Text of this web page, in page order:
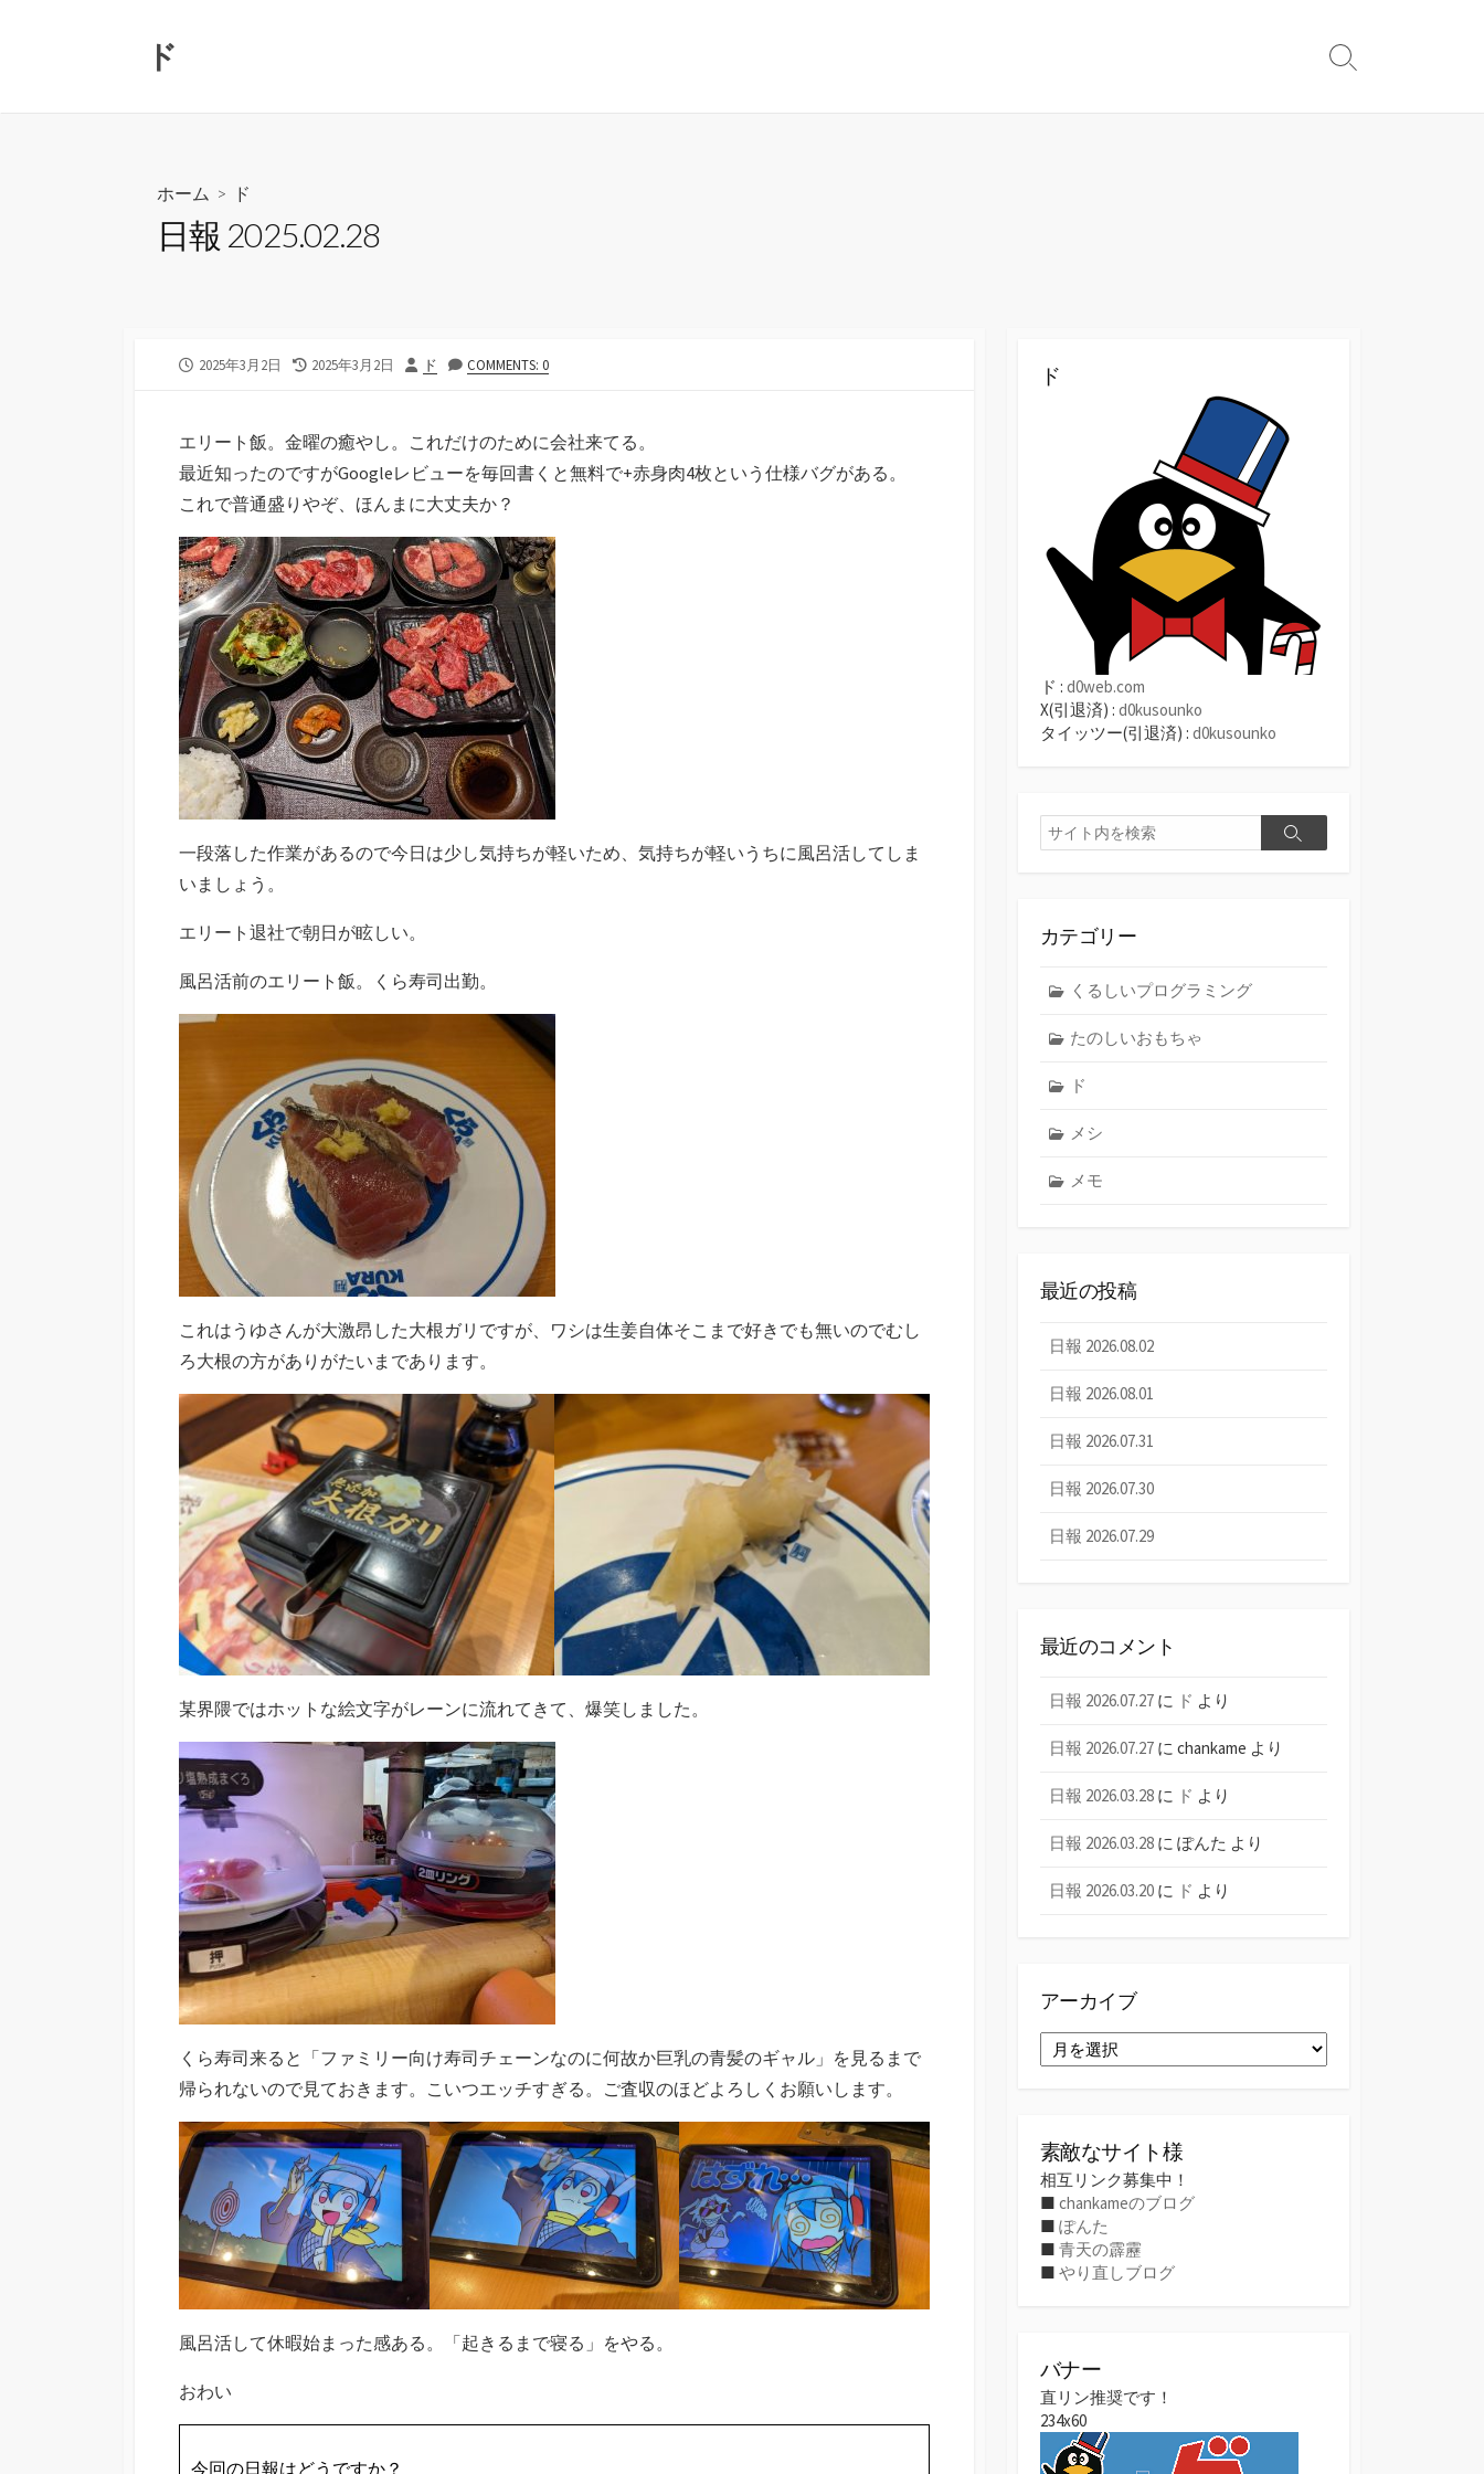
ド
検
ホーム > ド
日報 2025.02.28
公
2025年3月2日
最
日
2025年3月2日
投
ド COMMENTS: 0
エリート飯。金曜の癒やし。これだけのために会社来てる。
最近知ったのですがGoogleレビューを毎回書くと無料で+赤身肉4枚という仕様バグがある。
これで普通盛りやぞ、ほんまに大丈夫か？
一段落した作業があるので今日は少し気持ちが軽いため、気持ちが軽いうちに風呂活してしま
いましょう。
エリート退社で朝日が眩しい。
風呂活前のエリート飯。くら寿司出勤。
これはうゆさんが大激昂した大根ガリですが、ワシは生姜自体そこまで好きでも無いのでむし
ろ大根の方がありがたいまであります。
某界隈ではホットな絵文字がレーンに流れてきて、爆笑しました。
くら寿司来ると「ファミリー向け寿司チェーンなのに何故か巨乳の青髪のギャル」を見るまで
帰られないので見ておきます。こいつエッチすぎる。ご査収のほどよろしくお願いします。
風呂活して休暇始まった感ある。「起きるまで寝る」をやる。
おわい
今回の日報はどうですか？
ド
ド : d0web.com
X(引退済) : d0kusounko
タイッツー(引退済) : d0kusounko
検
索
検
カテゴリー
くるしいプログラミング
たのしいおもちゃ
ド
メシ
メモ
最近の投稿
日報 2026.08.02
日報 2026.08.01
日報 2026.07.31
日報 2026.07.30
日報 2026.07.29
最近のコメント
日報 2026.07.27 に ド より
日報 2026.07.27 に chankame より
日報 2026.03.28 に ド より
日報 2026.03.28 に ぽんた より
日報 2026.03.20 に ド より
アーカイブ
ー
素敵なサイト様
相互リンク募集中！
■ chankameのブログ
■ ぽんた
■ 青天の霹靂
■ やり直しブログ
バナー
直リン推奨です！
234x60